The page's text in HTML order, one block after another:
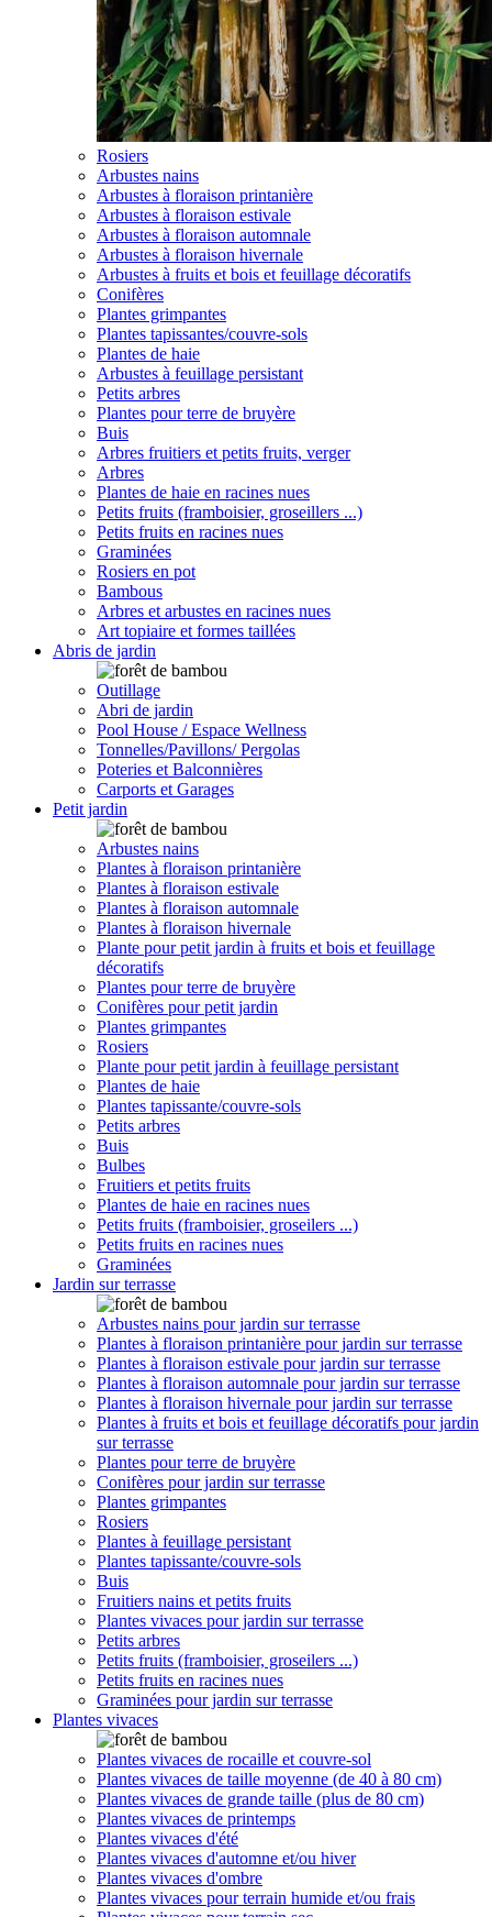
Rosiers
Arbustes nains
Arbustes à floraison printanière
Arbustes à floraison estivale
Arbustes à floraison automnale
Arbustes à floraison hivernale
Arbustes à fruits et bois et feuillage décoratifs
Conifères
Plantes grimpantes
Plantes tapissantes/couvre-sols
Plantes de haie
Arbustes à feuillage persistant
Petits arbres
Plantes pour terre de bruyère
Buis
Arbres fruitiers et petits fruits, verger
Arbres
Plantes de haie en racines nues
Petits fruits (framboisier, groseillers ...)
Petits fruits en racines nues
Graminées
Rosiers en pot
Bambous
Arbres et arbustes en racines nues
Art topiaire et formes taillées
Abris de jardin
Outillage
Abri de jardin
Pool House / Espace Wellness
Tonnelles/Pavillons/ Pergolas
Poteries et Balconnières
Carports et Garages
Petit jardin
Arbustes nains
Plantes à floraison printanière
Plantes à floraison estivale
Plantes à floraison automnale
Plantes à floraison hivernale
Plante pour petit jardin à fruits et bois et feuillage
décoratifs
Plantes pour terre de bruyère
Conifères pour petit jardin
Plantes grimpantes
Rosiers
Plante pour petit jardin à feuillage persistant
Plantes de haie
Plantes tapissante/couvre-sols
Petits arbres
Buis
Bulbes
Fruitiers et petits fruits
Plantes de haie en racines nues
Petits fruits (framboisier, groseilers ...)
Petits fruits en racines nues
Graminées
Jardin sur terrasse
Arbustes nains pour jardin sur terrasse
Plantes à floraison printanière pour jardin sur terrasse
Plantes à floraison estivale pour jardin sur terrasse
Plantes à floraison automnale pour jardin sur terrasse
Plantes à floraison hivernale pour jardin sur terrasse
Plantes à fruits et bois et feuillage décoratifs pour jardin
sur terrasse
Plantes pour terre de bruyère
Conifères pour jardin sur terrasse
Plantes grimpantes
Rosiers
Plantes à feuillage persistant
Plantes tapissante/couvre-sols
Buis
Fruitiers nains et petits fruits
Plantes vivaces pour jardin sur terrasse
Petits arbres
Petits fruits (framboisier, groseilers ...)
Petits fruits en racines nues
Graminées pour jardin sur terrasse
Plantes vivaces
Plantes vivaces de rocaille et couvre-sol
Plantes vivaces de taille moyenne (de 40 à 80 cm)
Plantes vivaces de grande taille (plus de 80 cm)
Plantes vivaces de printemps
Plantes vivaces d'été
Plantes vivaces d'automne et/ou hiver
Plantes vivaces d'ombre
Plantes vivaces pour terrain humide et/ou frais